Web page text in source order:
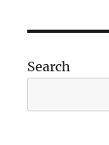
Search